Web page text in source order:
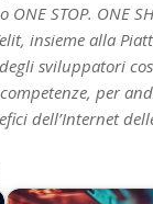
STOP. ONE
insieme alla
sviluppatori
per
dell’Internet